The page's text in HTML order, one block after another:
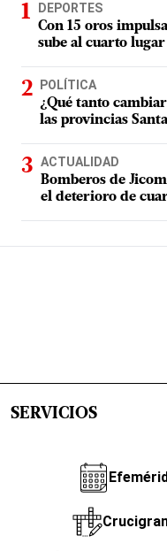
DEPORTES
Con 15 oros
sube al cuarto
POLÍTICA
¿Qué tanto
las provincias
ACTUALIDAD
Bomberos de
el deterioro de
SERVICIOS